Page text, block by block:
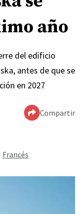
año
del edificio
antes de que se
en 2027
Compartir
Francés